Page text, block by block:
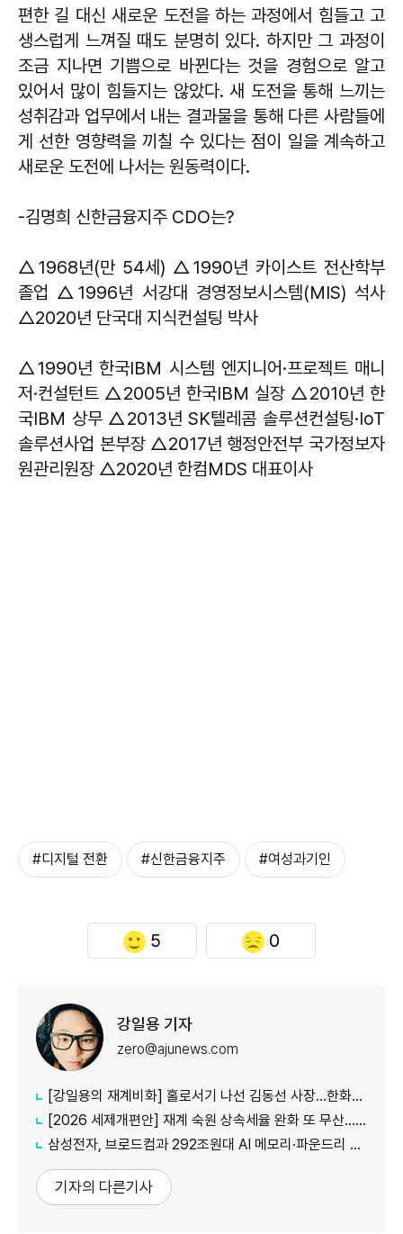
편한 길 대신 새로운 도전을 하는 과정에서 힘들고 고
생스럽게 느껴질 때도 분명히 있다. 하지만 그 과정이
조금 지나면 기쁨으로 바뀐다는 것을 경험으로 알고
있어서 많이 힘들지는 않았다. 새 도전을 통해 느끼는
성취감과 업무에서 내는 결과물을 통해 다른 사람들에
게 선한 영향력을 끼칠 수 있다는 점이 일을 계속하고
새로운 도전에 나서는 원동력이다.
-김명희 신한금융지주 CDO는?
△1968년(만 54세) △1990년 카이스트 전산학부
졸업 △1996년 서강대 경영정보시스템(MIS) 석사
△2020년 단국대 지식컨설팅 박사
△1990년 한국IBM 시스템 엔지니어·프로젝트 매니
저·컨설턴트 △2005년 한국IBM 실장 △2010년 한
국IBM 상무 △2013년 SK텔레콤 솔루션컨설팅·IoT
솔루션사업 본부장 △2017년 행정안전부 국가정보자
원관리원장 △2020년 한컴MDS 대표이사
#디지털 전환 #신한금융지주 #여성과기인
5 0
강일용 기자
zero@ajunews.com
[강일용의 재계비화] 홀로서기 나선 김동선 사장...한화M&S 향후 과제는?
[2026 세제개편안] 재계 숙원 상속세율 완화 또 무산...국내생산·석화 세제지원 실효성 의문
삼성전자, 브로드컴과 292조원대 AI 메모리·파운드리 협력...차세대 HBM 경쟁력 입증
기자의 다른기사